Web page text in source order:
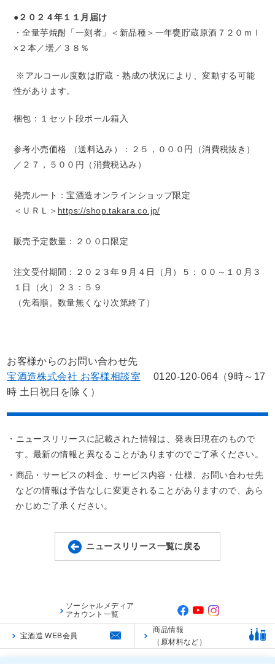
●２０２４年１１月届け
・全量芋焼酎「一刻者」＜新品種＞一年甕貯蔵原酒７２０ｍｌ
×２本／壜／３８％
※アルコール度数は貯蔵・熟成の状況により、変動する可能
性があります。
梱包：１セット段ボール箱入
参考小売価格 （送料込み）：２５，０００円（消費税抜き）
／２７，５００円（消費税込み）
発売ルート：宝酒造オンラインショップ限定
＜ＵＲＬ＞ https://shop.takara.co.jp/
販売予定数量：２００口限定
注文受付期間：２０２３年９月４日（月）５：００～１０月３
１日（火）２３：５９
（先着順。数量無くなり次第終了）
お客様からのお問い合わせ先
宝酒造株式会社 お客様相談室 0120-120-064（9時～17
時 土日祝日を除く）
・ニュースリリースに記載された情報は、発表日現在のもので
す。最新の情報と異なることがありますのでご了承ください。
・商品・サービスの料金、サービス内容・仕様、お問い合わせ先
などの情報は予告なしに変更されることがありますので、あら
かじめご了承ください。
ニュースリリース一覧に戻る
ソーシャルメディア
アカウント一覧
宝酒造 WEB会員
商品情報
（原材料など）